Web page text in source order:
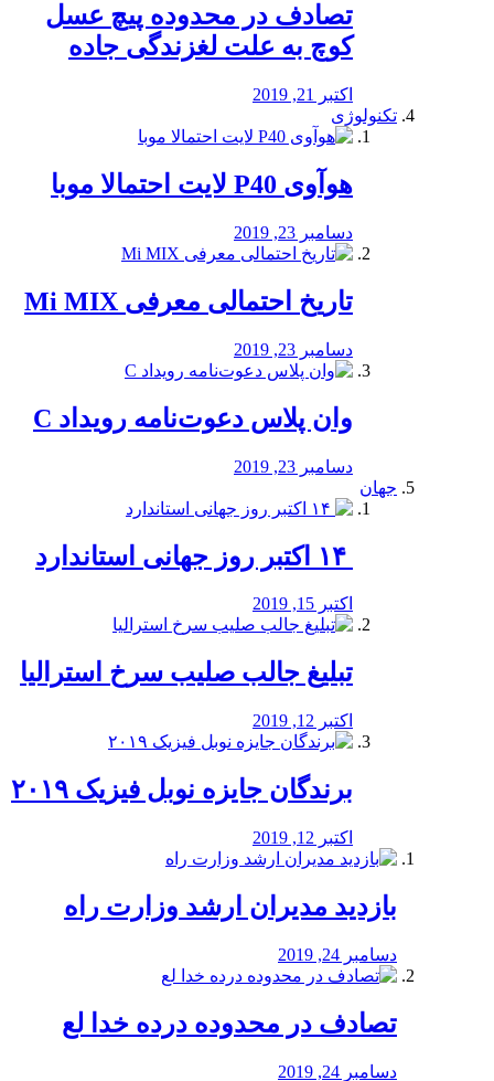
تصادف در محدوده پیچ عسل
کوچ به علت لغزندگی جاده
اکتبر 21, 2019
تکنولوژی
هوآوی P40 لایت احتمالا موبا
دسامبر 23, 2019
تاریخ احتمالی معرفی Mi MIX
دسامبر 23, 2019
وان پلاس دعوت‌نامه رویداد C
دسامبر 23, 2019
جهان
اکتبر 15, 2019
تبلیغ جالب صلیب سرخ استرالیا
اکتبر 12, 2019
برندگان جایزه نوبل فیزیک ۲۰۱۹
اکتبر 12, 2019
بازدید مدیران ارشد وزارت راه
دسامبر 24, 2019
تصادف در محدوده درده خدا لع
دسامبر 24, 2019